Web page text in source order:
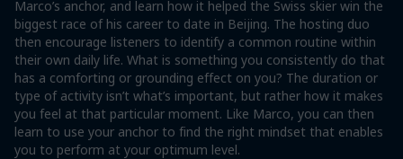
Marco’s anchor, and learn how it helped the Swiss skier win the
biggest race of his career to date in Beijing. The hosting duo
then encourage listeners to identify a common routine within
their own daily life. What is something you consistently do that
has a comforting or grounding effect on you? The duration or
type of activity isn’t what’s important, but rather how it makes
you feel at that particular moment. Like Marco, you can then
learn to use your anchor to find the right mindset that enables
you to perform at your optimum level.